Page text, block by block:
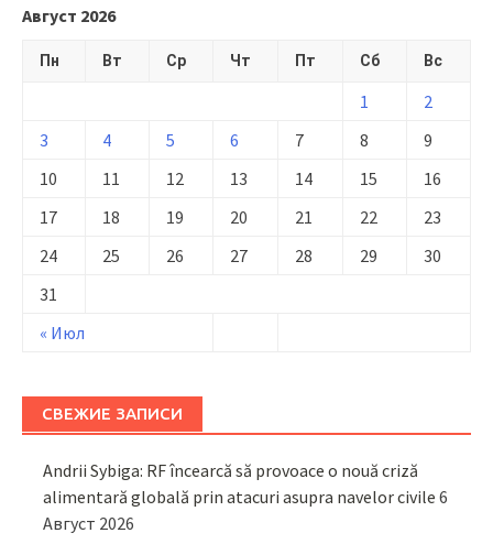
Август 2026
Пн Вт Ср Чт Пт Сб Вс
« Июл
1
2
3
4 5 6 7 8
9
10
11 12 13 14 15
16
17
18 19 20 21 22
23
24
25 26 27 28 29
30
31
СВЕЖИЕ ЗАПИСИ
Andrii Sybiga: RF încearcă să provoace o nouă criză
alimentară globală prin atacuri asupra navelor civile 6
Август 2026